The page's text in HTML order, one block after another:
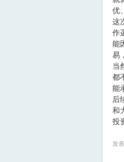
优
这
作
能
易
当
都
能
后
和
投
发